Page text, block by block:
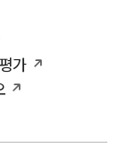
가